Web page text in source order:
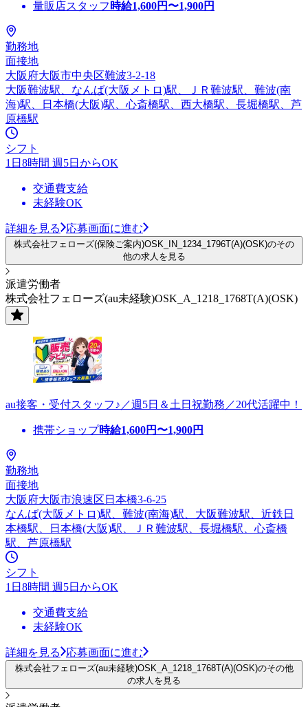
量販店スタッフ 時給1,600円〜1,900円
勤務地
面接地
大阪府大阪市中央区難波3-2-18
大阪難波駅、なんば(大阪メトロ)駅、ＪＲ難波駅、難波(南
海)駅、日本橋(大阪)駅、心斎橋駅、西大橋駅、長堀橋駅、芦
原橋駅
シフト
1日8時間 週5日からOK
交通費支給
未経験OK
詳細を見る 応募画面に進む
株式会社フェローズ(保険ご案内)OSK_IN_1234_1796T(A)(OSK)のその
他の求人を見る
派遣労働者
株式会社フェローズ(au未経験)OSK_A_1218_1768T(A)(OSK)
au接客・受付スタッフ♪／週5日＆土日祝勤務／20代活躍中！
携帯ショップ時給1,600円〜1,900円
勤務地
面接地
大阪府大阪市浪速区日本橋3-6-25
なんば(大阪メトロ)駅、難波(南海)駅、大阪難波駅、近鉄日
本橋駅、日本橋(大阪)駅、ＪＲ難波駅、長堀橋駅、心斎橋
駅、芦原橋駅
シフト
1日8時間 週5日からOK
交通費支給
未経験OK
詳細を見る 応募画面に進む
株式会社フェローズ(au未経験)OSK_A_1218_1768T(A)(OSK)のその他
の求人を見る